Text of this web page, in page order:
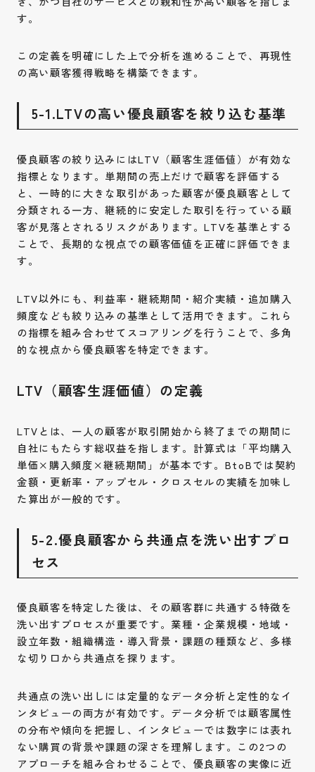
す。
この定義を明確にした上で分析を進めることで、再現性
の高い顧客獲得戦略を構築できます。
5-1.LTVの高い優良顧客を絞り込む基準
優良顧客の絞り込みにはLTV（顧客生涯価値）が有効な
指標となります。単期間の売上だけで顧客を評価する
と、一時的に大きな取引があった顧客が優良顧客として
分類される一方、継続的に安定した取引を行っている顧
客が見落とされるリスクがあります。LTVを基準とする
ことで、長期的な視点での顧客価値を正確に評価できま
す。
LTV以外にも、利益率・継続期間・紹介実績・追加購入
頻度なども絞り込みの基準として活用できます。これら
の指標を組み合わせてスコアリングを行うことで、多角
的な視点から優良顧客を特定できます。
LTV（顧客生涯価値）の定義
LTVとは、一人の顧客が取引開始から終了までの期間に
自社にもたらす総収益を指します。計算式は「平均購入
単価×購入頻度×継続期間」が基本です。BtoBでは契約
金額・更新率・アップセル・クロスセルの実績を加味し
た算出が一般的です。
5-2.優良顧客から共通点を洗い出すプロ
セス
優良顧客を特定した後は、その顧客群に共通する特徴を
洗い出すプロセスが重要です。業種・企業規模・地域・
設立年数・組織構造・導入背景・課題の種類など、多様
な切り口から共通点を探ります。
共通点の洗い出しには定量的なデータ分析と定性的なイ
ンタビューの両方が有効です。データ分析では顧客属性
の分布や傾向を把握し、インタビューでは数字には表れ
ない購買の背景や課題の深さを理解します。この2つの
アプローチを組み合わせることで、優良顧客の実像に近